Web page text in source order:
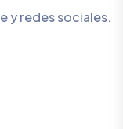
y redes sociales.